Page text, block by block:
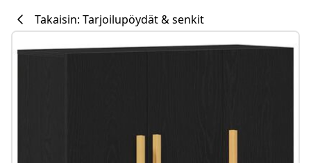
Takaisin: Tarjoilupöydät & senkit